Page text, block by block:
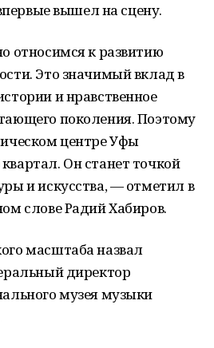
вышел на сцену.
относимся к развитию
Это значимый вклад в
и нравственное
поколения. Поэтому
центре Уфы
Он станет точкой
и искусства, — отметил в
слове Радий Хабиров.
масштаба назвал
директор
музея музыки